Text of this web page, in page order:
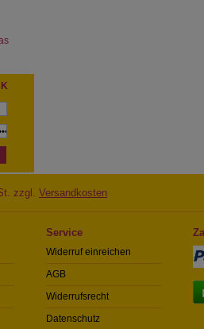
zzgl. Versandkosten
Service
Widerruf einreichen
AGB
Widerrufsrecht
Datenschutz